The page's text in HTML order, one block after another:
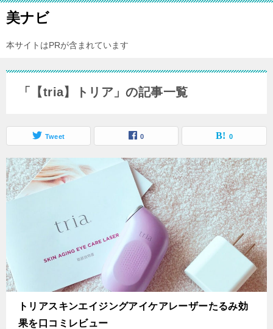
美ナビ
本サイトはPRが含まれています
「【tria】トリア」の記事一覧
Tweet 0 0
トリアスキンエイジングアイケアレーザーたるみ効
果を口コミレビュー